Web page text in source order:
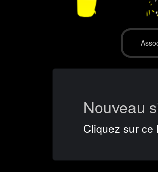
Nouveau
Cliquez sur ce